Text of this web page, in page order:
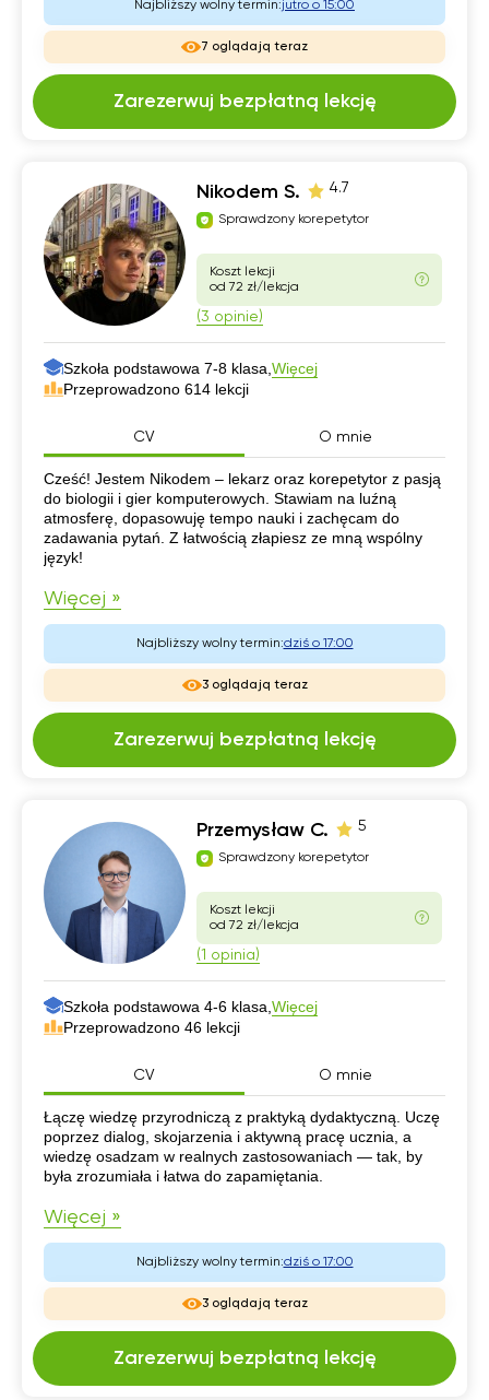
Najbliższy wolny termin:jutro o 15:00
7 oglądają teraz
Zarezerwuj bezpłatną lekcję
Nikodem S. 4.7
Sprawdzony korepetytor
Koszt lekcji
od 72 zł/lekcja
(3 opinie)
Szkoła podstawowa 7-8 klasa, Więcej
Przeprowadzono 614 lekcji
CV O mnie
CV
Cześć! Jestem Nikodem – lekarz oraz korepetytor z pasją
do biologii i gier komputerowych. Stawiam na luźną
atmosferę, dopasowuję tempo nauki i zachęcam do
zadawania pytań. Z łatwością złapiesz ze mną wspólny
język!
Więcej »
Najbliższy wolny termin:dziś o 17:00
3 oglądają teraz
Zarezerwuj bezpłatną lekcję
Przemysław C. 5
Sprawdzony korepetytor
Koszt lekcji
od 72 zł/lekcja
(1 opinia)
Szkoła podstawowa 4-6 klasa, Więcej
Przeprowadzono 46 lekcji
CV O mnie
CV
Łączę wiedzę przyrodniczą z praktyką dydaktyczną. Uczę
poprzez dialog, skojarzenia i aktywną pracę ucznia, a
wiedzę osadzam w realnych zastosowaniach — tak, by
była zrozumiała i łatwa do zapamiętania.
Więcej »
Najbliższy wolny termin:dziś o 17:00
3 oglądają teraz
Zarezerwuj bezpłatną lekcję